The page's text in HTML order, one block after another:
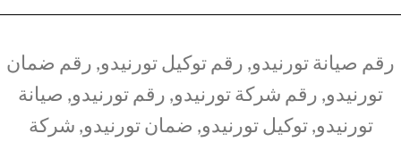
رقم صيانة تورنيدو, رقم توكيل تورنيدو, رقم ضمان
تورنيدو, رقم شركة تورنيدو, رقم تورنيدو, صيانة
تورنيدو, توكيل تورنيدو, ضمان تورنيدو, شركة